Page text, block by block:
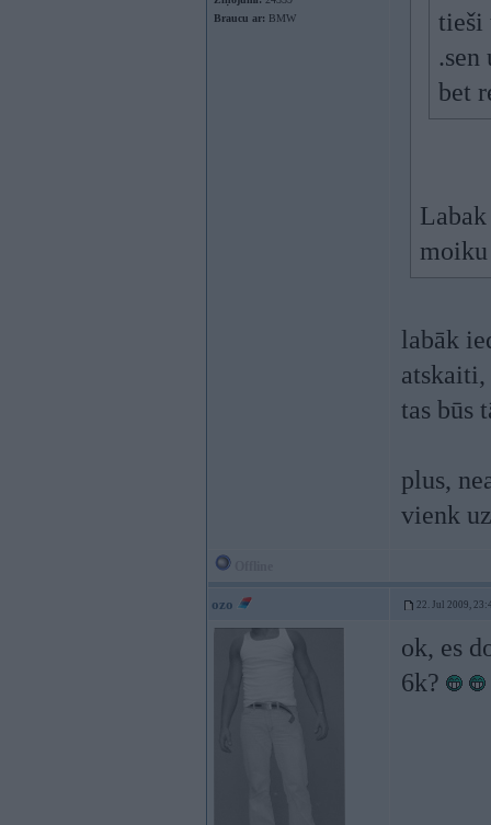
Braucu ar: BMW
tieši
.sen
bet
labāk
tas būs
plus,
vienk
ozo 22. Jul 2009,
ok, es
6k?